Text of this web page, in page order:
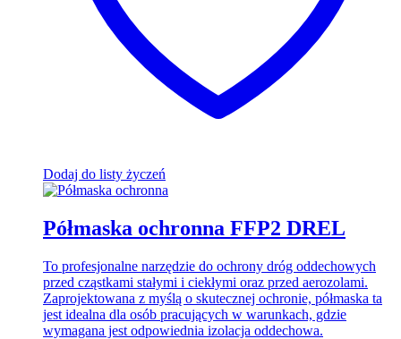
Dodaj do listy życzeń
Półmaska ochronna FFP2 DREL
To profesjonalne narzędzie do ochrony dróg oddechowych
przed cząstkami stałymi i ciekłymi oraz przed aerozolami.
Zaprojektowana z myślą o skutecznej ochronie, półmaska ta
jest idealna dla osób pracujących w warunkach, gdzie
wymagana jest odpowiednia izolacja oddechowa.